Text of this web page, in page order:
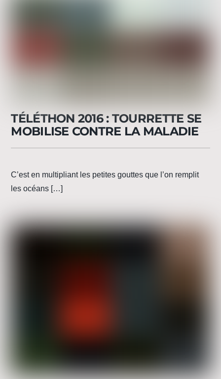
TÉLÉTHON 2016 : TOURRETTE SE
MOBILISE CONTRE LA MALADIE
C’est en multipliant les petites gouttes que l’on remplit
les océans […]